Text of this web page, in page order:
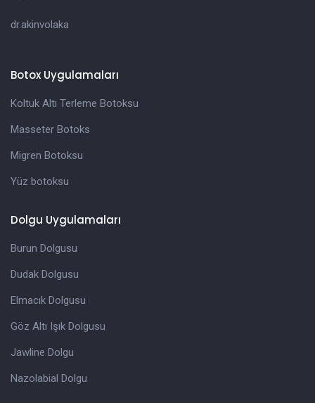
dr.akinvolaka
Botox Uygulamaları
Koltuk Altı Terleme Botoksu
Masseter Botoks
Migren Botoksu
Yüz botoksu
Dolgu Uygulamaları
Burun Dolgusu
Dudak Dolgusu
Elmacık Dolgusu
Göz Altı Işık Dolgusu
Jawline Dolgu
Nazolabial Dolgu